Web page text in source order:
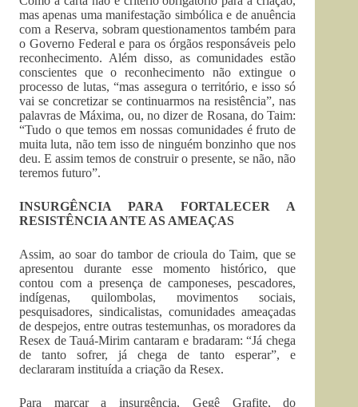
mas apenas uma manifestação simbólica e de anuência
com a Reserva, sobram questionamentos também para
o Governo Federal e para os órgãos responsáveis pelo
reconhecimento. Além disso, as comunidades estão
conscientes que o reconhecimento não extingue o
processo de lutas, “mas assegura o território, e isso só
vai se concretizar se continuarmos na resistência”, nas
palavras de Máxima, ou, no dizer de Rosana, do Taim:
“Tudo o que temos em nossas comunidades é fruto de
muita luta, não tem isso de ninguém bonzinho que nos
deu. E assim temos de construir o presente, se não, não
teremos futuro”.
INSURGÊNCIA PARA FORTALECER A
RESISTÊNCIA ANTE AS AMEAÇAS
Assim, ao soar do tambor de crioula do Taim, que se
apresentou durante esse momento histórico, que
contou com a presença de camponeses, pescadores,
indígenas, quilombolas, movimentos sociais,
pesquisadores, sindicalistas, comunidades ameaçadas
de despejos, entre outras testemunhas, os moradores da
Resex de Tauá-Mirim cantaram e bradaram: “Já chega
de tanto sofrer, já chega de tanto esperar”, e
declararam instituída a criação da Resex.
Para marcar a insurgência, Gegê Grafite, do